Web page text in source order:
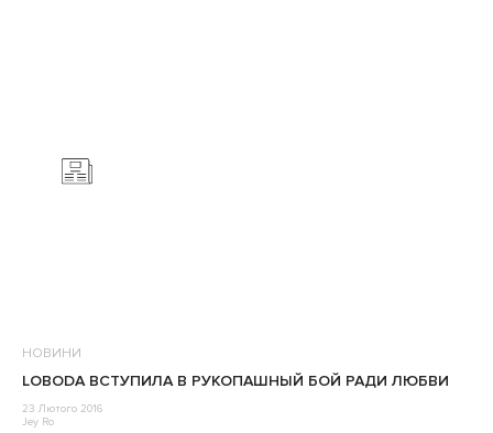
НОВИНИ
LOBODA ВСТУПИЛА В РУКОПАШНЫЙ БОЙ РАДИ ЛЮБВИ
23 Лютого 2016
Jey Ro